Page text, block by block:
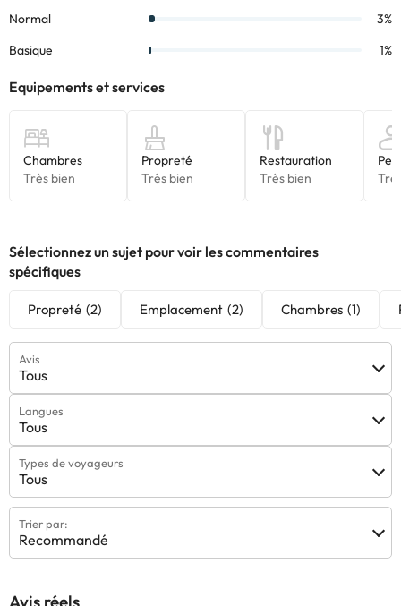
avez des questions, contactez-nous.
Sélectionnez un sujet pour voir les commentaires
spécifiques
Propreté (2) Emplacement (2) Chambres (1)
Avis
Tous
Langues
Tous
Types de voyageurs
Tous
Trier par:
Recommandé
Avis réels